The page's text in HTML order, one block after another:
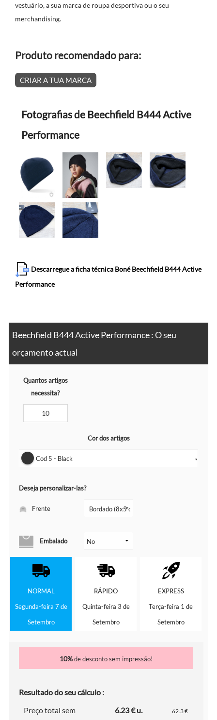
vestuário, a sua marca de roupa desportiva ou o seu
merchandising.
Produto recomendado para:
CRIAR A TUA MARCA
Fotografias de Beechfield B444 Active
Performance
Descarregue a ficha técnica Boné Beechfield B444 Active
Performance
Beechfield B444 Active Performance : O seu
orçamento actual
Quantos artigos
necessita?
Cor dos artigos
Cod 5 - Black ▼
Deseja personalizar-las?
Frente
Embalado
NORMAL
Segunda-feira 7 de
Setembro
RÁPIDO
Quinta-feira 3 de
Setembro
EXPRESS
Terça-feira 1 de
Setembro
10%de desconto sem impressão!
Resultado do seu cálculo :
Preço total sem
6.23 € u. 62.3 €